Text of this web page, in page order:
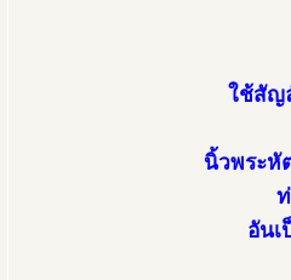
ใช้สัญ
นิ้วพระหั
อัน